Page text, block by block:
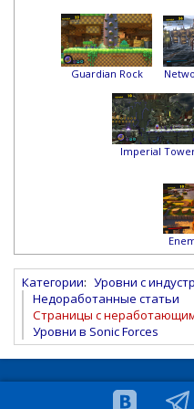
Guardian Rock
Imperial
Категории: Уровни с
Недоработанные статьи
Страницы с
Уровни в Sonic Forces